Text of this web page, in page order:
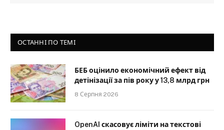
ОСТАННІ ПО ТЕМІ
БЕБ оцінило економічний ефект від
детінізації за пів року у 13,8 млрд грн
8 Серпня 2026
OpenAI скасовує ліміти на текстові